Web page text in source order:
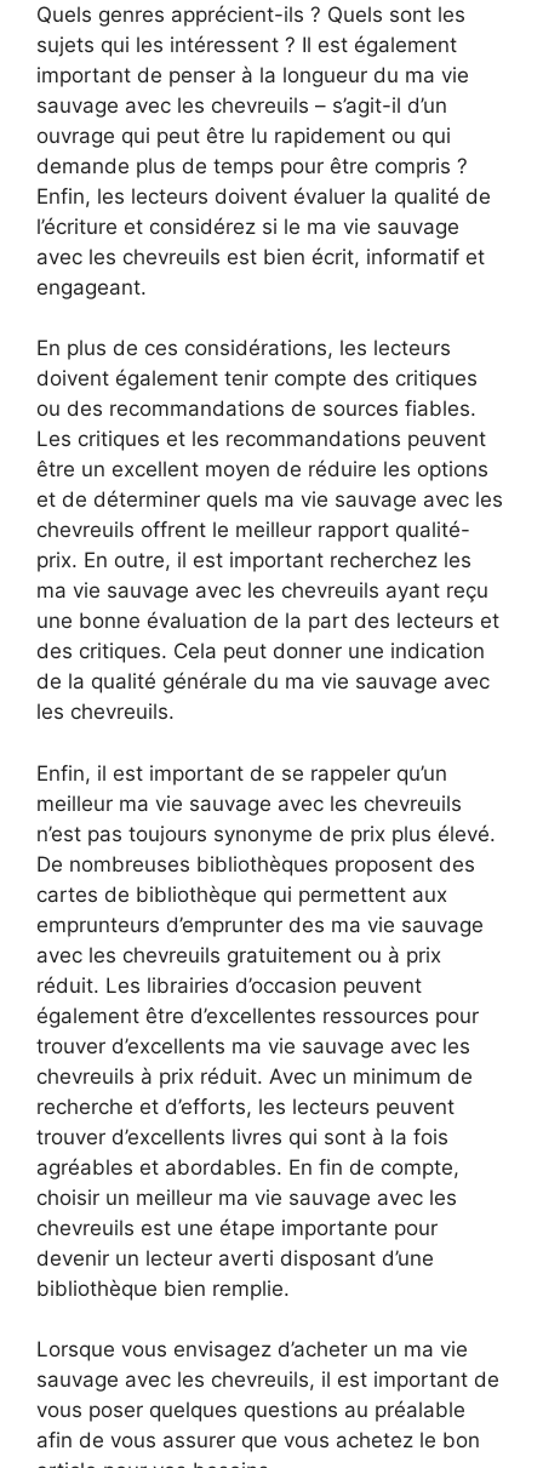
Quels genres apprécient-ils ? Quels sont les
sujets qui les intéressent ? Il est également
important de penser à la longueur du ma vie
sauvage avec les chevreuils – s’agit-il d’un
ouvrage qui peut être lu rapidement ou qui
demande plus de temps pour être compris ?
Enfin, les lecteurs doivent évaluer la qualité de
l’écriture et considérez si le ma vie sauvage
avec les chevreuils est bien écrit, informatif et
engageant.
En plus de ces considérations, les lecteurs
doivent également tenir compte des critiques
ou des recommandations de sources fiables.
Les critiques et les recommandations peuvent
être un excellent moyen de réduire les options
et de déterminer quels ma vie sauvage avec les
chevreuils offrent le meilleur rapport qualité-
prix. En outre, il est important recherchez les
ma vie sauvage avec les chevreuils ayant reçu
une bonne évaluation de la part des lecteurs et
des critiques. Cela peut donner une indication
de la qualité générale du ma vie sauvage avec
les chevreuils.
Enfin, il est important de se rappeler qu’un
meilleur ma vie sauvage avec les chevreuils
n’est pas toujours synonyme de prix plus élevé.
De nombreuses bibliothèques proposent des
cartes de bibliothèque qui permettent aux
emprunteurs d’emprunter des ma vie sauvage
avec les chevreuils gratuitement ou à prix
réduit. Les librairies d’occasion peuvent
également être d’excellentes ressources pour
trouver d’excellents ma vie sauvage avec les
chevreuils à prix réduit. Avec un minimum de
recherche et d’efforts, les lecteurs peuvent
trouver d’excellents livres qui sont à la fois
agréables et abordables. En fin de compte,
choisir un meilleur ma vie sauvage avec les
chevreuils est une étape importante pour
devenir un lecteur averti disposant d’une
bibliothèque bien remplie.
Lorsque vous envisagez d’acheter un ma vie
sauvage avec les chevreuils, il est important de
vous poser quelques questions au préalable
afin de vous assurer que vous achetez le bon